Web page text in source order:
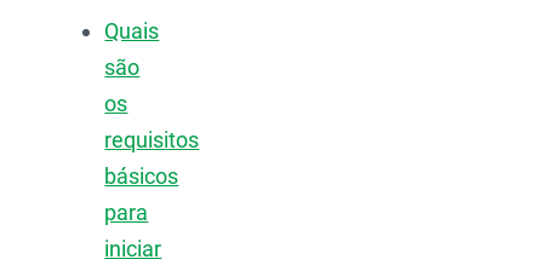
Quais
são
os
requisitos
básicos
para
iniciar